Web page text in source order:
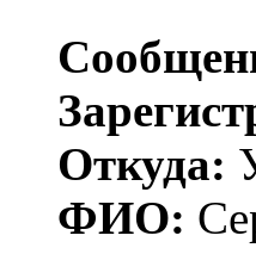
Откуда:
ФИО: